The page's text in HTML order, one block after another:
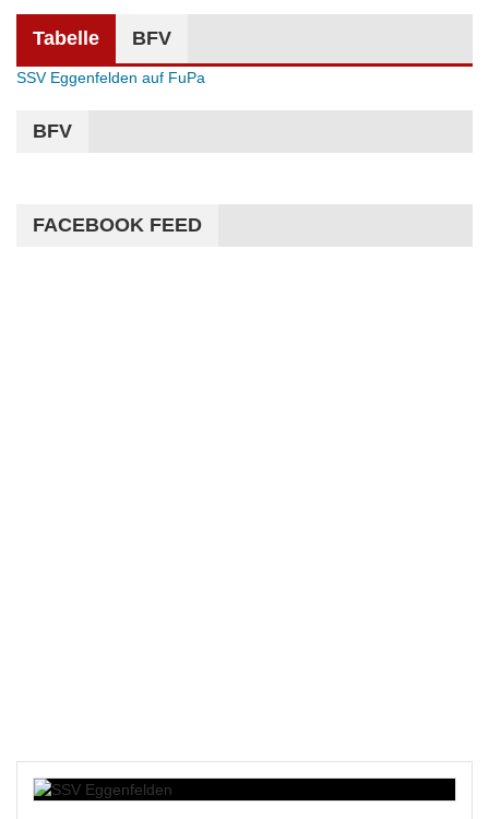
Tabelle BFV
SSV Eggenfelden auf FuPa
BFV
FACEBOOK FEED